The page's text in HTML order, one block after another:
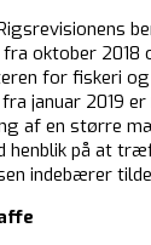
oktober 2018
for fiskeri
januar 2019 er
af en større
henblik på at
indebærer